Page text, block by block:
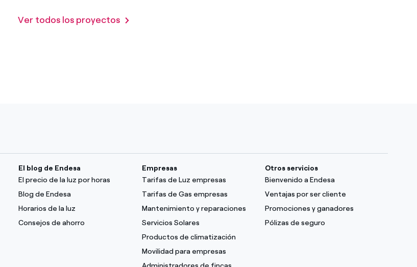
Ver todos los proyectos
El blog de Endesa
El precio de la luz por horas
Blog de Endesa
Horarios de la luz
Consejos de ahorro
Empresas
Tarifas de Luz empresas
Tarifas de Gas empresas
Mantenimiento y reparaciones
Servicios Solares
Productos de climatización
Movilidad para empresas
Otros servicios
Bienvenido a Endesa
Ventajas por ser cliente
Promociones y ganadores
Pólizas de seguro